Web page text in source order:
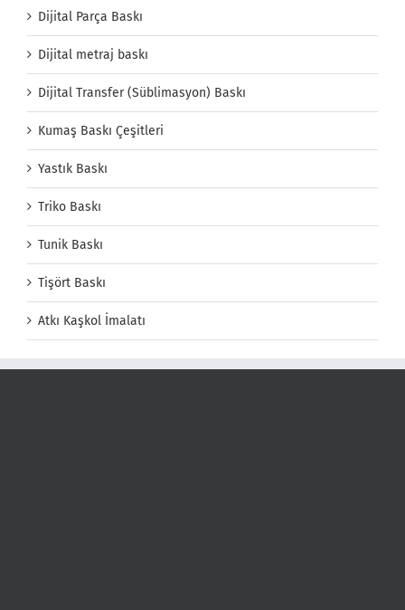
Dijital Parça Baskı
Dijital metraj baskı
Dijital Transfer (Süblimasyon) Baskı
Kumaş Baskı Çeşitleri
Yastık Baskı
Triko Baskı
Tunik Baskı
Tişört Baskı
Atkı Kaşkol İmalatı